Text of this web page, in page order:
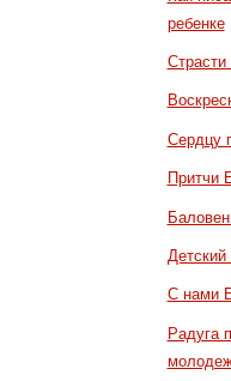
ребенке
Сердцу
Притчи
Детский
С нами
Радуга